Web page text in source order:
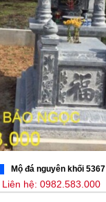
Mộ đá nguyên khối 5367
Liên hệ: 0982.583.000